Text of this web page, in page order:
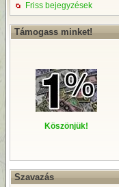
Friss bejegyzések
Támogass minket!
Köszönjük!
Szavazás